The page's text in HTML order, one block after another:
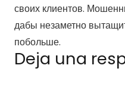
своих клиентов.
дабы незаметно
побольше.
Deja una